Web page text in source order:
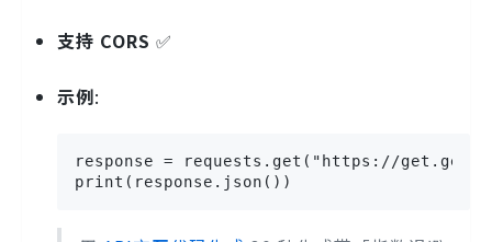
支持 CORS ✅
示例:
response = requests.get("https://
print(response.json())